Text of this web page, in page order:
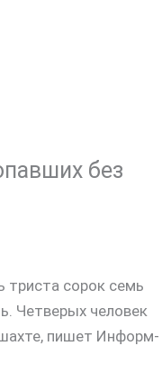
без
триста сорок семь
Четверых человек
пишет Информ-